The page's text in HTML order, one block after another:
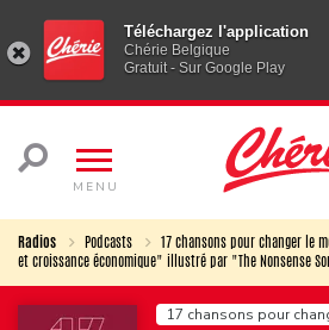
Téléchargez l'application
Chérie Belgique
Gratuit - Sur Google Play
MENU
Radios Podcasts 17 chansons pour changer le
et croissance économique" illustré par "The Nonsense
17 chansons pour